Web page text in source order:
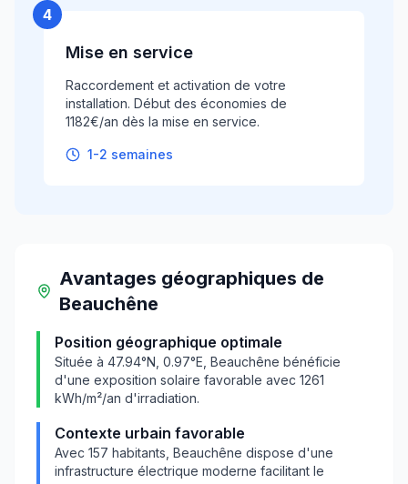
4
Mise en service
Raccordement et activation de votre
installation. Début des économies de
1182€/an dès la mise en service.
1-2 semaines
Avantages géographiques de
Beauchêne
Position géographique optimale
Située à 47.94°N, 0.97°E, Beauchêne bénéficie
d'une exposition solaire favorable avec 1261
kWh/m²/an d'irradiation.
Contexte urbain favorable
Avec 157 habitants, Beauchêne dispose d'une
infrastructure électrique moderne facilitant le